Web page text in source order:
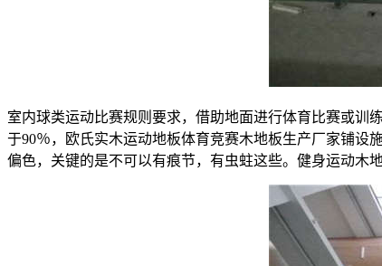
室内球类运动比赛规则要求，借助地面进行体育比赛或训
于90％，欧氏实木运动地板体育竞赛木地板生产厂家铺设
偏色，关键的是不可以有痕节，有虫蛀这些。健身运动木